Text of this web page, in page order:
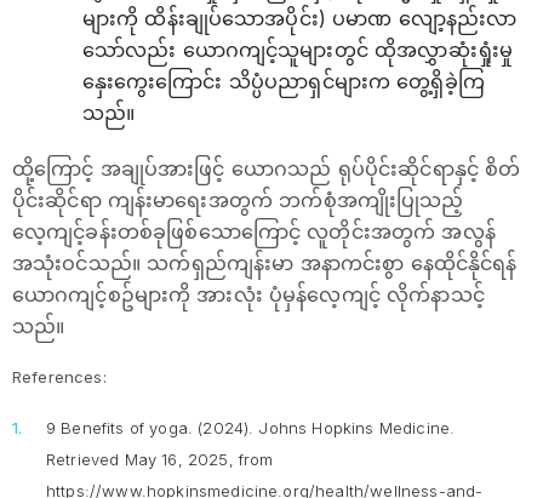
များကို ထိန်းချုပ်သောအပိုင်း) ပမာဏ လျော့နည်းလာ
သော်လည်း ယောဂကျင့်သူများတွင် ထိုအလွှာဆုံးရှုံးမှု
နှေးကွေးကြောင်း သိပ္ပံပညာရှင်များက တွေ့ရှိခဲ့ကြ
သည်။
ထို့ကြောင့် အချုပ်အားဖြင့် ယောဂသည် ရုပ်ပိုင်းဆိုင်ရာနှင့် စိတ်
ပိုင်းဆိုင်ရာ ကျန်းမာရေးအတွက် ဘက်စုံအကျိုးပြုသည့်
လေ့ကျင့်ခန်းတစ်ခုဖြစ်သောကြောင့် လူတိုင်းအတွက် အလွန်
အသုံးဝင်သည်။ သက်ရှည်ကျန်းမာ အနာကင်းစွာ နေထိုင်နိုင်ရန်
ယောဂကျင့်စဥ်များကို အားလုံး ပုံမှန်လေ့ကျင့် လိုက်နာသင့်
သည်။
References:
9 Benefits of yoga. (2024). Johns Hopkins Medicine.
Retrieved May 16, 2025, from
https://www.hopkinsmedicine.org/health/wellness-and-